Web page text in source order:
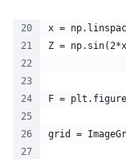
x =
Z =
F =
grid =